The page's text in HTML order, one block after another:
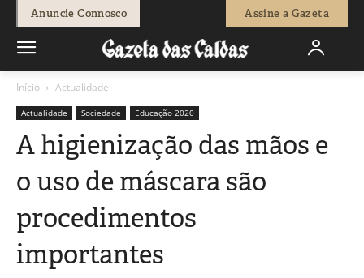
Anuncie Connosco Assine a Gazeta
Início Actualidade
Actualidade Sociedade Educação 2020
A higienização das mãos e
o uso de máscara são
procedimentos
importantes